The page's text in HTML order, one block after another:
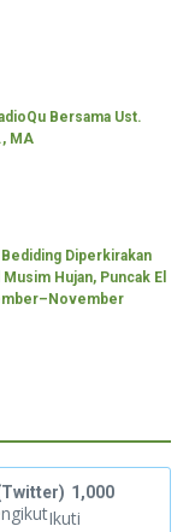
Bersama Ust.
MA
Diperkirakan
Hujan, Puncak El
1,000
Ikuti